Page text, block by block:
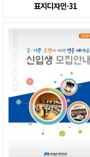
표지디자인-31